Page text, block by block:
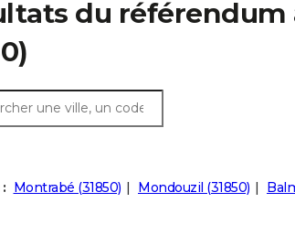
du référendum
Montrabé (31850) Mondouzil (31850)